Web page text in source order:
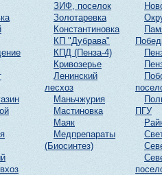
ЗИФ, поселок
Золотаревка
Константиновка
КП "Дубрава"
КПД (Пенза-4)
Кривозерье
Ленинский
лесхоз
Маньчжурия
Мастиновка
Маяк
Медпрепараты
(Биосинтез)
ПГУ